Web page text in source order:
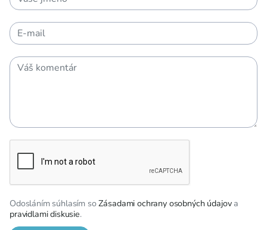
Odosláním súhlasím soZásadami ochrany osobných údajova
pravidlami diskusie.